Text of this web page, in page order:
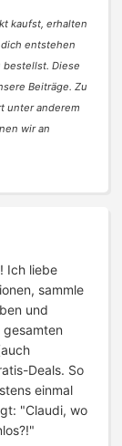
kaufst, erhalten
entstehen
Diese
Beiträge. Zu
unter anderem
wir an
Ich liebe
sammle
und
Deals. So
einmal
"Claudi, wo